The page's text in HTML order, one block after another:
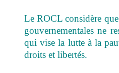
Le ROCL considère
gouvernementales ne
qui vise la lutte à la
droits et libertés.